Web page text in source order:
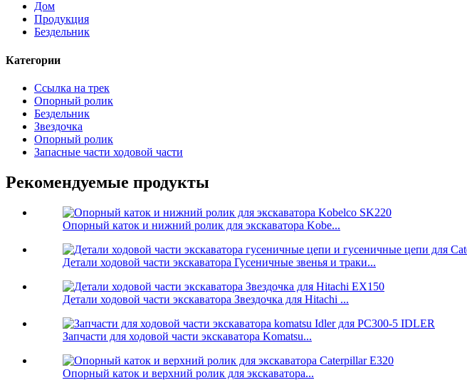
Дом
Продукция
Бездельник
Категории
Ссылка на трек
Опорный ролик
Бездельник
Звездочка
Опорный ролик
Запасные части ходовой части
Рекомендуемые продукты
Опорный каток и нижний ролик для экскаватора Kobe...
Детали ходовой части экскаватора Гусеничные звенья и траки...
Детали ходовой части экскаватора Звездочка для Hitachi ...
Запчасти для ходовой части экскаватора Komatsu...
Опорный каток и верхний ролик для экскаватора...